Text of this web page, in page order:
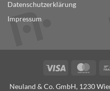
Datenschutzerklärung
Impressum
Visa
Neuland & Co. GmbH, 1230